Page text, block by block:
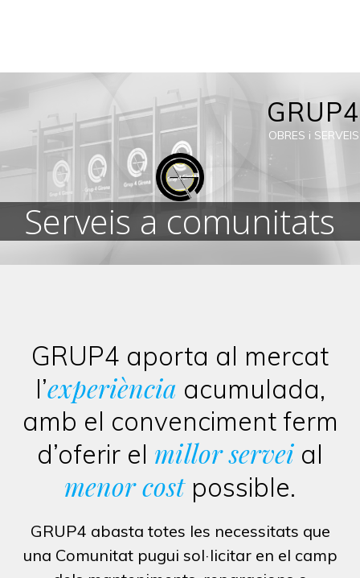
GRUP4
OBRES i SERVEIS
Serveis a comunitats
GRUP4 aporta al mercat
l’experiència acumulada,
amb el convenciment ferm
d’oferir el millor servei al
menor costpossible.
GRUP4 abasta totes les necessitats que
una Comunitat pugui sol·licitar en el camp